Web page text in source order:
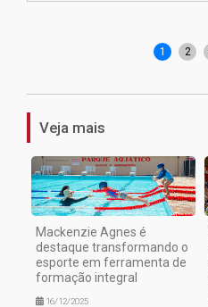
1 2
Veja mais
Mackenzie Agnes é
destaque transformando o
esporte em ferramenta de
formação integral
16/12/2025